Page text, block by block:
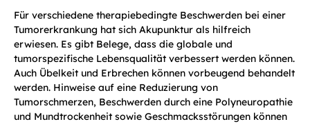
Für verschiedene therapiebedingte Beschwerden bei einer
Tumorerkrankung hat sich Akupunktur als hilfreich
erwiesen. Es gibt Belege, dass die globale und
tumorspezifische Lebensqualität verbessert werden können.
Auch Übelkeit und Erbrechen können vorbeugend behandelt
werden. Hinweise auf eine Reduzierung von
Tumorschmerzen, Beschwerden durch eine Polyneuropathie
und Mundtrockenheit sowie Geschmacksstörungen können